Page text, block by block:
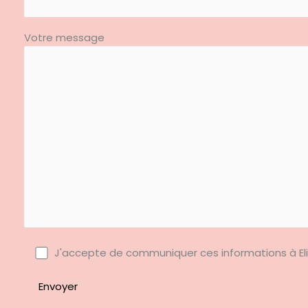
Votre message
J'accepte de communiquer ces informations à